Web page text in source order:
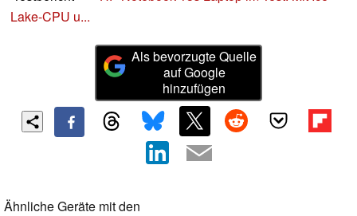
Lake-CPU u...
Als bevorzugte Quelle
auf Google
hinzufügen
Ähnliche Geräte mit den